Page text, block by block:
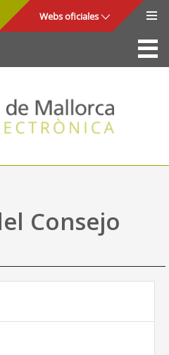
Webs oficiales
La Sede
Consejo de Mallorca
Acceso y seguridad
Utilidades
Mapa web
Ayuda
Consejo